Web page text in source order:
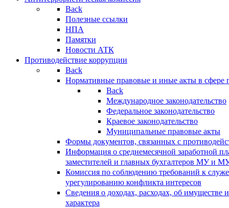
Back
Полезные ссылки
НПА
Памятки
Новости АТК
Противодействие коррупции
Back
Нормативные правовые и иные акты в сфере
Back
Международное законодательство
Федеральное законодательство
Краевое законодательство
Муниципальные правовые акты
Формы документов, связанных с
Информация о среднемесячной заработной
заместителей и главных бухгалтеров МУ и
Комиссия по соблюдению требований к
урегулированию конфликта интересов
Сведения о доходах, расходах, об имуществе
характера